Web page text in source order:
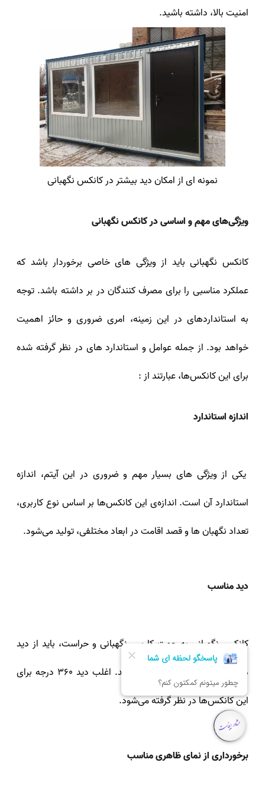
امنیت بالا، داشته باشید.
نمونه ای از امکان دید بیشتر در کانکس نگهبانی
ویژگی‌های مهم و اساسی در کانکس نگهبانی
کانکس نگهبانی باید از ویژگی‌ های خاصی برخوردار باشد که
عملکرد مناسبی را برای مصرف کنندگان در بر داشته باشد. توجه
به استانداردهای در این زمینه، امری ضروری و حائز اهمیت
خواهد بود. از جمله عوامل و استاندارد های در نظر گرفته شده
برای این کانکس‌ها، عبارتند از :
اندازه استاندارد
یکی از ویژگی‌ های بسیار مهم و ضروری در این آیتم، اندازه
استاندارد آن است. اندازه‌ی این کانکس‌ها بر اساس نوع کاربری،
تعداد نگهبان‌ ها و قصد اقامت در ابعاد مختلفی، تولید می‌شود.
دید مناسب
کانکس‌ نگهبانی به جهت کاربری نگهبانی و حراست، باید از دید
همه جانبه و مناسبی برخوردار باشد. اغلب دید 360 درجه برای
این کانکس‌ها در نظر گرفته می‌شود.
برخورداری از نمای ظاهری مناسب